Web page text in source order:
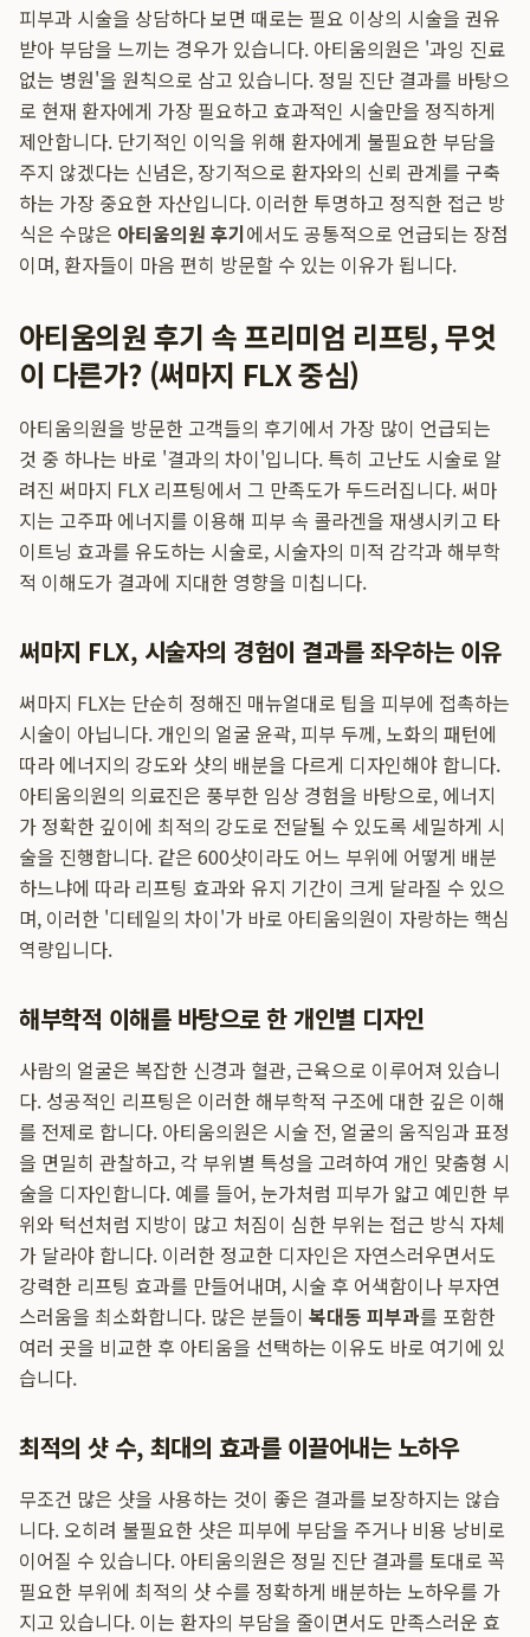
피부과 시술을 상담하다 보면 때로는 필요 이상의 시술을 권유
받아 부담을 느끼는 경우가 있습니다. 아티움의원은 '과잉 진료
없는 병원'을 원칙으로 삼고 있습니다. 정밀 진단 결과를 바탕으
로 현재 환자에게 가장 필요하고 효과적인 시술만을 정직하게
제안합니다. 단기적인 이익을 위해 환자에게 불필요한 부담을
주지 않겠다는 신념은, 장기적으로 환자와의 신뢰 관계를 구축
하는 가장 중요한 자산입니다. 이러한 투명하고 정직한 접근 방
식은 수많은 아티움의원 후기에서도 공통적으로 언급되는 장점
이며, 환자들이 마음 편히 방문할 수 있는 이유가 됩니다.
아티움의원 후기 속 프리미엄 리프팅, 무엇
이 다른가? (써마지 FLX 중심)
아티움의원을 방문한 고객들의 후기에서 가장 많이 언급되는
것 중 하나는 바로 '결과의 차이'입니다. 특히 고난도 시술로 알
려진 써마지 FLX 리프팅에서 그 만족도가 두드러집니다. 써마
지는 고주파 에너지를 이용해 피부 속 콜라겐을 재생시키고 타
이트닝 효과를 유도하는 시술로, 시술자의 미적 감각과 해부학
적 이해도가 결과에 지대한 영향을 미칩니다.
써마지 FLX, 시술자의 경험이 결과를 좌우하는 이유
써마지 FLX는 단순히 정해진 매뉴얼대로 팁을 피부에 접촉하는
시술이 아닙니다. 개인의 얼굴 윤곽, 피부 두께, 노화의 패턴에
따라 에너지의 강도와 샷의 배분을 다르게 디자인해야 합니다.
아티움의원의 의료진은 풍부한 임상 경험을 바탕으로, 에너지
가 정확한 깊이에 최적의 강도로 전달될 수 있도록 세밀하게 시
술을 진행합니다. 같은 600샷이라도 어느 부위에 어떻게 배분
하느냐에 따라 리프팅 효과와 유지 기간이 크게 달라질 수 있으
며, 이러한 '디테일의 차이'가 바로 아티움의원이 자랑하는 핵심
역량입니다.
해부학적 이해를 바탕으로 한 개인별 디자인
사람의 얼굴은 복잡한 신경과 혈관, 근육으로 이루어져 있습니
다. 성공적인 리프팅은 이러한 해부학적 구조에 대한 깊은 이해
를 전제로 합니다. 아티움의원은 시술 전, 얼굴의 움직임과 표정
을 면밀히 관찰하고, 각 부위별 특성을 고려하여 개인 맞춤형 시
술을 디자인합니다. 예를 들어, 눈가처럼 피부가 얇고 예민한 부
위와 턱선처럼 지방이 많고 처짐이 심한 부위는 접근 방식 자체
가 달라야 합니다. 이러한 정교한 디자인은 자연스러우면서도
강력한 리프팅 효과를 만들어내며, 시술 후 어색함이나 부자연
스러움을 최소화합니다. 많은 분들이 복대동 피부과를 포함한
여러 곳을 비교한 후 아티움을 선택하는 이유도 바로 여기에 있
습니다.
최적의 샷 수, 최대의 효과를 이끌어내는 노하우
무조건 많은 샷을 사용하는 것이 좋은 결과를 보장하지는 않습
니다. 오히려 불필요한 샷은 피부에 부담을 주거나 비용 낭비로
이어질 수 있습니다. 아티움의원은 정밀 진단 결과를 토대로 꼭
필요한 부위에 최적의 샷 수를 정확하게 배분하는 노하우를 가
지고 있습니다. 이는 환자의 부담을 줄이면서도 만족스러운 효